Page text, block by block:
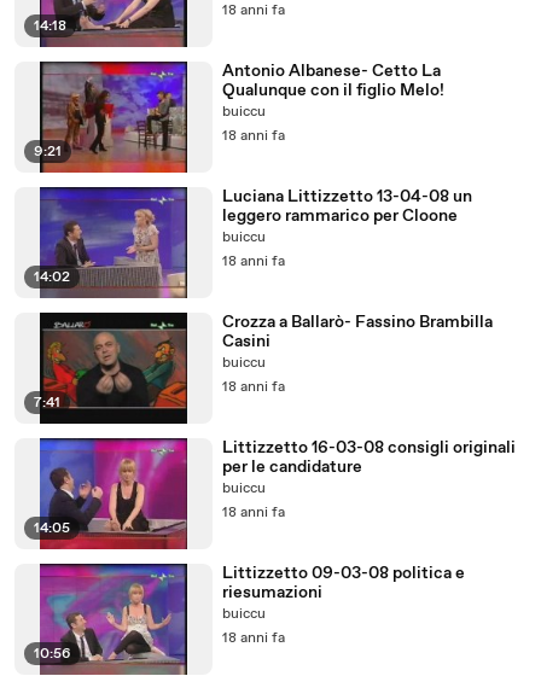
14:18
18 anni fa
9:21
Antonio Albanese- Cetto La
Qualunque con il figlio Melo!
buiccu
18 anni fa
14:02
Luciana Littizzetto 13-04-08 un
leggero rammarico per Cloone
buiccu
18 anni fa
7:41
Crozza a Ballarò- Fassino Brambilla
Casini
buiccu
18 anni fa
14:05
Littizzetto 16-03-08 consigli originali
per le candidature
buiccu
18 anni fa
10:56
Littizzetto 09-03-08 politica e
riesumazioni
buiccu
18 anni fa